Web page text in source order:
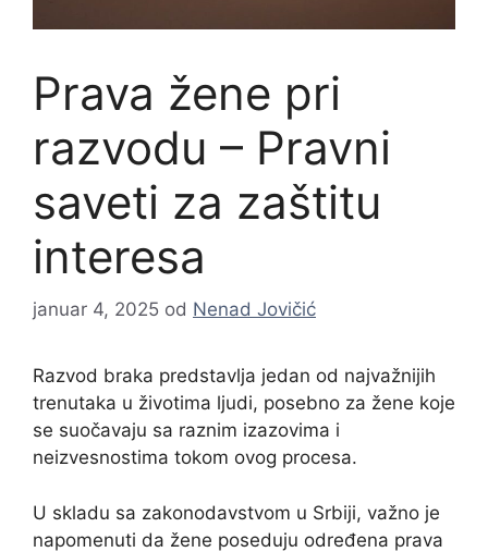
Prava žene pri
razvodu – Pravni
saveti za zaštitu
interesa
januar 4, 2025 od Nenad Jovičić
Razvod braka predstavlja jedan od najvažnijih
trenutaka u životima ljudi, posebno za žene koje
se suočavaju sa raznim izazovima i
neizvesnostima tokom ovog procesa.
U skladu sa zakonodavstvom u Srbiji, važno je
napomenuti da žene poseduju određena prava